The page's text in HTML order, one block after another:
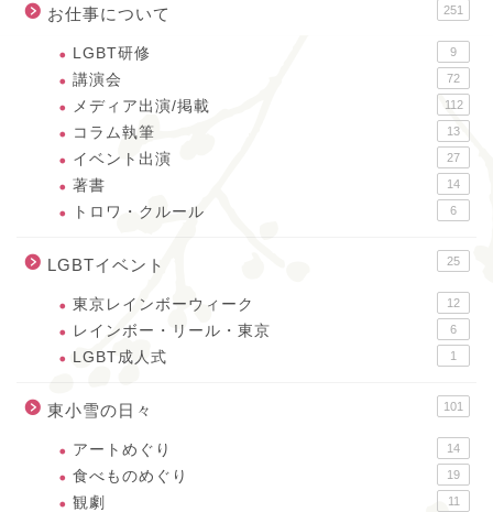
お仕事について 251
LGBT研修 9
講演会 72
メディア出演/掲載 112
コラム執筆 13
イベント出演 27
著書 14
トロワ・クルール 6
LGBTイベント 25
東京レインボーウィーク 12
レインボー・リール・東京 6
LGBT成人式 1
東小雪の日々 101
アートめぐり 14
食べものめぐり 19
観劇 11